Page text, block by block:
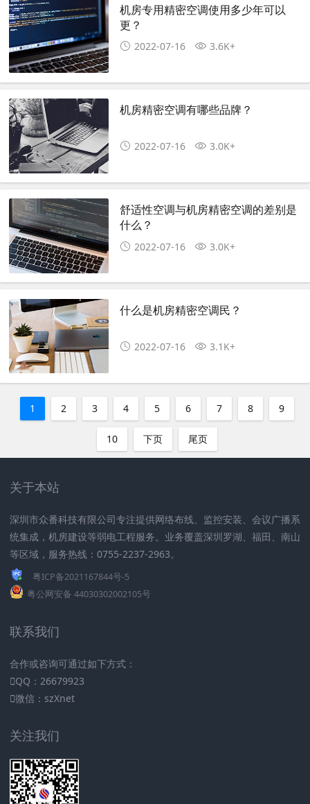
机房专用精密空调使用多少年可以
更？
2022-07-16 3.6K+
机房精密空调有哪些品牌？
2022-07-16 3.0K+
舒适性空调与机房精密空调的差别是
什么？
2022-07-16 3.0K+
什么是机房精密空调民？
2022-07-16 3.1K+
1 2 3 4 5 6 7 8 9
10 下页 尾页
关于本站
深圳市众番科技有限公司专注提供网络布线、监控安装、会议广播系
统集成，机房建设等弱电工程服务。业务覆盖深圳罗湖、福田、南山
等区域，服务热线：0755-2237-2963。
粤ICP备2021167844号-5
粤公网安备 44030302002105号
联系我们
合作或咨询可通过如下方式：
QQ：26679923
微信：szXnet
关注我们